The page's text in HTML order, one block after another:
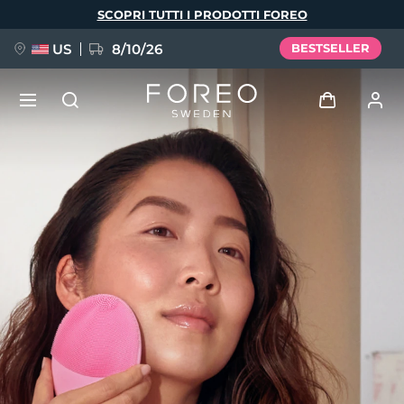
SCOPRI TUTTI I PRODOTTI FOREO
US 8/10/26 BESTSELLER
I miei dispositivi
I miei ordini
I miei indirizzi
I miei abbonamenti
NUOVO
FAQ™ Pure Beauty-Tech Elixir
BREAKING NEWS
issa™ Teeth Whitening Set
Lingua
English Deutsch
Español
Français
Italiano
Português
Polski
Svenska
Русский
Türkçe
简体中文 繁體中文